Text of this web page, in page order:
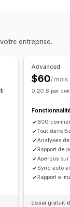
de paiement
abandonné
Multicanal
entreprise.
Advanced
$60/ mois
0,20 $ par
600
Tout dans
Analyses
Rapport de
Aperçus
Sync auto
Rapport e-
Essai gratuit